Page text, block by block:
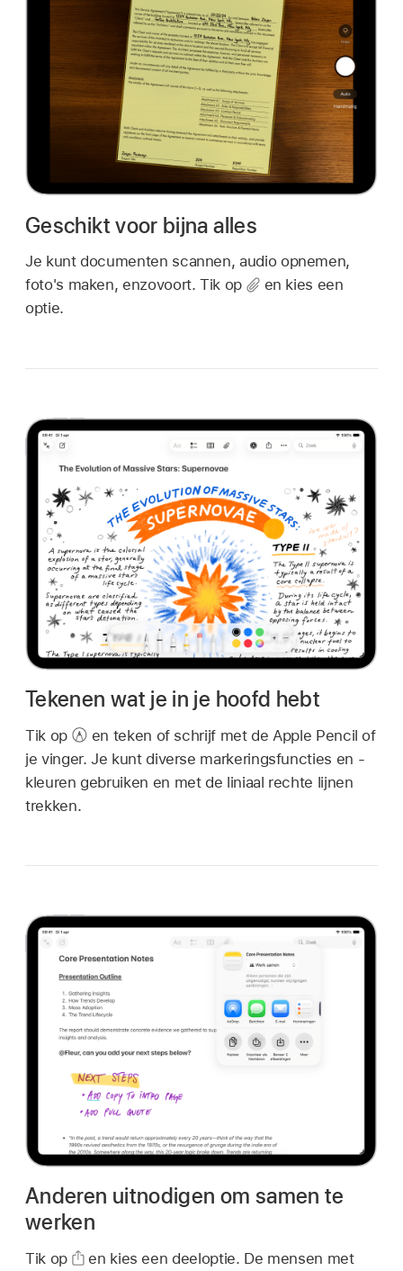
Geschikt voor bijna alles
Je kunt documenten scannen, audio opnemen,
foto's maken, enzovoort. Tik op
en kies een
optie.
Tekenen wat je in je hoofd hebt
Tik op
en teken of schrijf met de Apple Pencil of
je vinger. Je kunt diverse markeringsfuncties en -
kleuren gebruiken en met de liniaal rechte lijnen
trekken.
Anderen uitnodigen om samen te
werken
Tik op
en kies een deeloptie. De mensen met